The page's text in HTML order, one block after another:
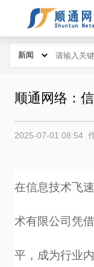
顺通网络：
2025-07-01 08:54
在信息技术飞
术有限公司凭
平，成为行业